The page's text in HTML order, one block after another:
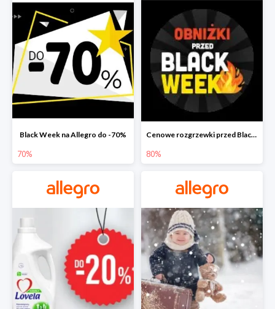
Black Week na Allegro do -70%
70%
Cenowe rozgrzewki przed Black Friday na Allegro do -80%
80%